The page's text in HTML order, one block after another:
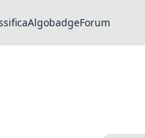
AlgobadgeForum